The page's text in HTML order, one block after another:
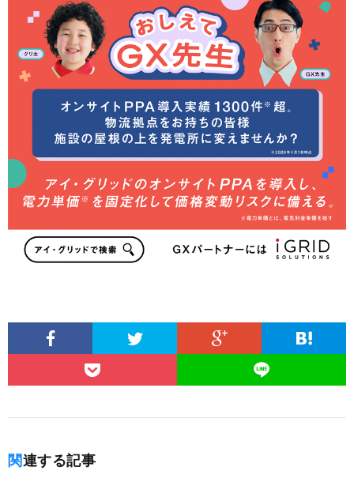
関連する記事